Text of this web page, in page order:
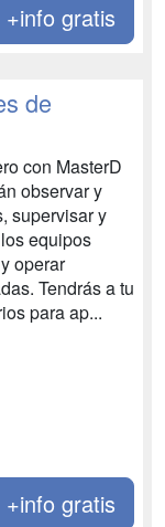
+info gratis
de
con MasterD
observar y
supervisar y
equipos
operar
Tendrás a tu
para ap...
+info gratis